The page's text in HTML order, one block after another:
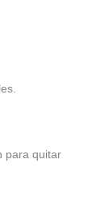
para quitar